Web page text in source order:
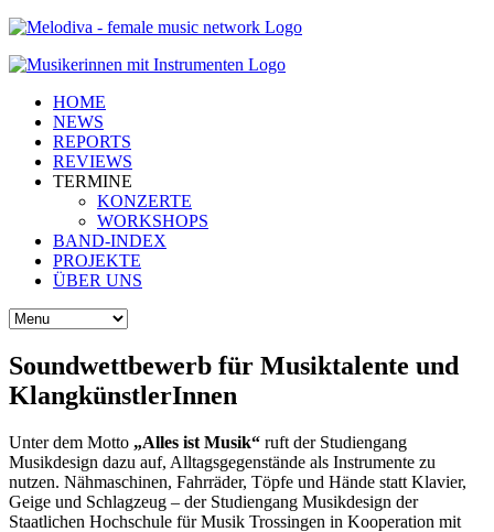
HOME
NEWS
REPORTS
REVIEWS
TERMINE
KONZERTE
WORKSHOPS
BAND-INDEX
PROJEKTE
ÜBER UNS
Soundwettbewerb für Musiktalente und
KlangkünstlerInnen
Unter dem Motto „Alles ist Musik“ ruft der Studiengang
Musikdesign dazu auf, Alltagsgegenstände als Instrumente zu
nutzen. Nähmaschinen, Fahrräder, Töpfe und Hände statt Klavier,
Geige und Schlagzeug – der Studiengang Musikdesign der
Staatlichen Hochschule für Musik Trossingen in Kooperation mit